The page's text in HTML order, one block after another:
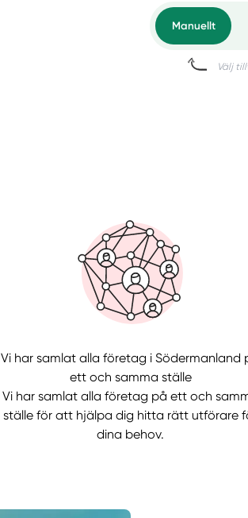
Vi har samlat alla företag i Södermanland
ett och samma ställe
Vi har samlat alla företag på ett och
ställe för att hjälpa dig hitta rätt utförare
dina behov.